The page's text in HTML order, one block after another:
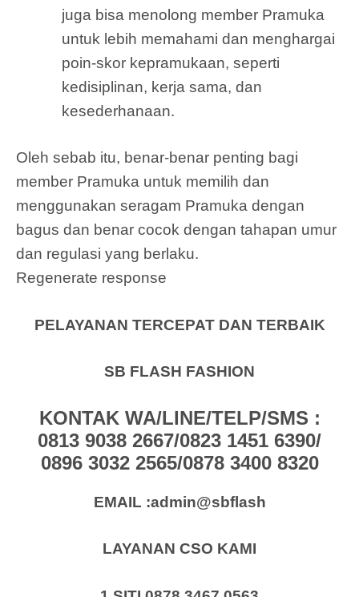
juga bisa menolong member Pramuka
untuk lebih memahami dan menghargai
poin-skor kepramukaan, seperti
kedisiplinan, kerja sama, dan
kesederhanaan.
Oleh sebab itu, benar-benar penting bagi
member Pramuka untuk memilih dan
menggunakan seragam Pramuka dengan
bagus dan benar cocok dengan tahapan umur
dan regulasi yang berlaku.
Regenerate response
PELAYANAN TERCEPAT DAN TERBAIK
SB FLASH FASHION
KONTAK WA/LINE/TELP/SMS :
0813 9038 2667/0823 1451 6390/
0896 3032 2565/0878 3400 8320
EMAIL :admin@sbflash
LAYANAN CSO KAMI